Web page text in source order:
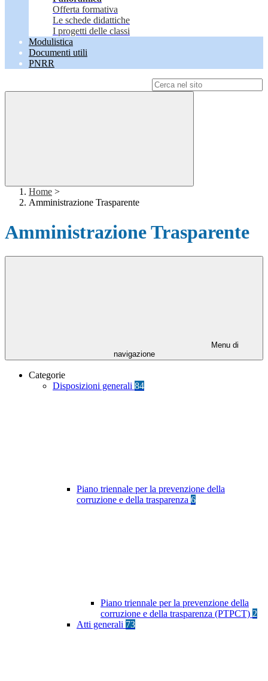
Offerta formativa
Le schede didattiche
I progetti delle classi
Modulistica
Documenti utili
PNRR
Home >
Amministrazione Trasparente
Amministrazione Trasparente
Menu di
navigazione
Categorie
Disposizioni generali 84
Piano triennale per la prevenzione della
corruzione e della trasparenza 6
Piano triennale per la prevenzione della
corruzione e della trasparenza (PTPCT) 2
Atti generali 73